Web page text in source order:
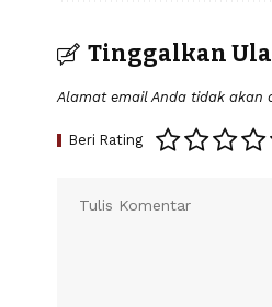
Tinggalkan
Alamat email Anda tidak akan
Beri Rating